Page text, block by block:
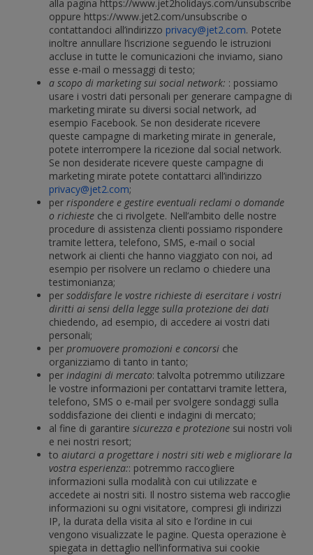
alla pagina https://www.jet2holidays.com/unsubscribe
oppure https://www.jet2.com/unsubscribe o
contattandoci all’indirizzo privacy@jet2.com. Potete
inoltre annullare l’iscrizione seguendo le istruzioni
accluse in tutte le comunicazioni che inviamo, siano
esse e-mail o messaggi di testo;
a scopo di marketing sui social network: : possiamo
usare i vostri dati personali per generare campagne di
marketing mirate su diversi social network, ad
esempio Facebook. Se non desiderate ricevere
queste campagne di marketing mirate in generale,
potete interrompere la ricezione dal social network.
Se non desiderate ricevere queste campagne di
marketing mirate potete contattarci all’indirizzo
privacy@jet2.com;
per rispondere e gestire eventuali reclami o domande
o richieste che ci rivolgete. Nell’ambito delle nostre
procedure di assistenza clienti possiamo rispondere
tramite lettera, telefono, SMS, e-mail o social
network ai clienti che hanno viaggiato con noi, ad
esempio per risolvere un reclamo o chiedere una
testimonianza;
per soddisfare le vostre richieste di esercitare i vostri
diritti ai sensi della legge sulla protezione dei dati
chiedendo, ad esempio, di accedere ai vostri dati
personali;
per promuovere promozioni e concorsi che
organizziamo di tanto in tanto;
per indagini di mercato: talvolta potremmo utilizzare
le vostre informazioni per contattarvi tramite lettera,
telefono, SMS o e-mail per svolgere sondaggi sulla
soddisfazione dei clienti e indagini di mercato;
al fine di garantire sicurezza e protezione sui nostri voli
e nei nostri resort;
to aiutarci a progettare i nostri siti web e migliorare la
vostra esperienza:: potremmo raccogliere
informazioni sulla modalità con cui utilizzate e
accedete ai nostri siti. Il nostro sistema web raccoglie
informazioni su ogni visitatore, compresi gli indirizzi
IP, la durata della visita al sito e l’ordine in cui
vengono visualizzate le pagine. Questa operazione è
spiegata in dettaglio nell’informativa sui cookie